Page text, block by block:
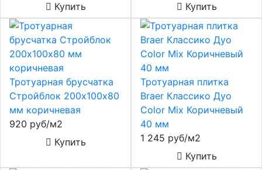
Купить
Купить
Тротуарная брусчатка
Стройблок 200х100х80
мм коричневая
920 руб/м2
Купить
Тротуарная плитка
Braer Классико Дуо
Color Mix Коричневый
40 мм
1 245 руб/м2
Купить